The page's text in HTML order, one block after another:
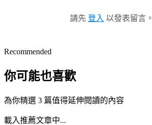
請先 登入 以發表留言。
Recommended
你可能也喜歡
為你精選 3 篇值得延伸閱讀的內容
載入推薦文章中...